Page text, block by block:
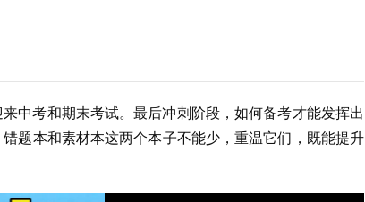
中考和期末考试。最后冲刺阶段，如何备考才能发挥出
题本和素材本这两个本子不能少，重温它们，既能提升